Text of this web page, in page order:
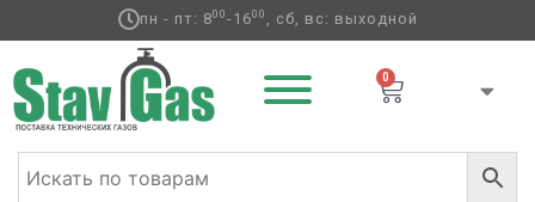
пн - пт: 800-1600 , сб, вс: выходной
0